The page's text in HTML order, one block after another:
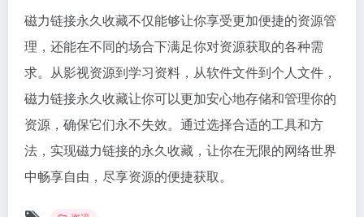
磁力链接永久收藏不仅能够让你享受更加便捷的资源管
理，还能在不同的场合下满足你对资源获取的各种需
求。从影视资源到学习资料，从软件文件到个人文件，
磁力链接永久收藏让你可以更加安心地存储和管理你的
资源，确保它们永不失效。通过选择合适的工具和方
法，实现磁力链接的永久收藏，让你在无限的网络世界
中畅享自由，尽享资源的便捷获取。